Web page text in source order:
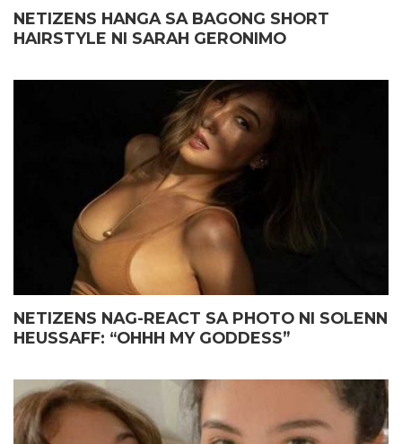
NETIZENS HANGA SA BAGONG SHORT
HAIRSTYLE NI SARAH GERONIMO
NETIZENS NAG-REACT SA PHOTO NI SOLENN
HEUSSAFF: “OHHH MY GODDESS”